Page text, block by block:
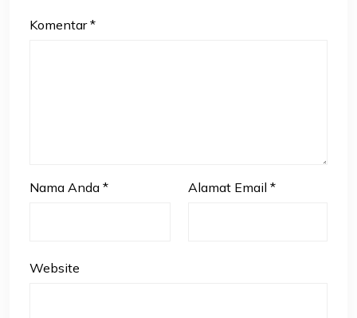
Komentar *
Nama Anda * Alamat Email *
Website